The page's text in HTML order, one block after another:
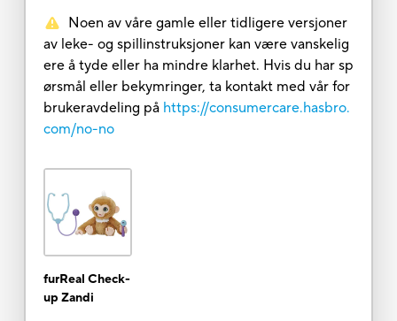
Noen av våre gamle eller tidligere versjoner
av leke- og spillinstruksjoner kan være vanskelig
ere å tyde eller ha mindre klarhet. Hvis du har sp
ørsmål eller bekymringer, ta kontakt med vår for
brukeravdeling på https://consumercare.hasbro.
com/no-no
furReal Check-
up Zandi